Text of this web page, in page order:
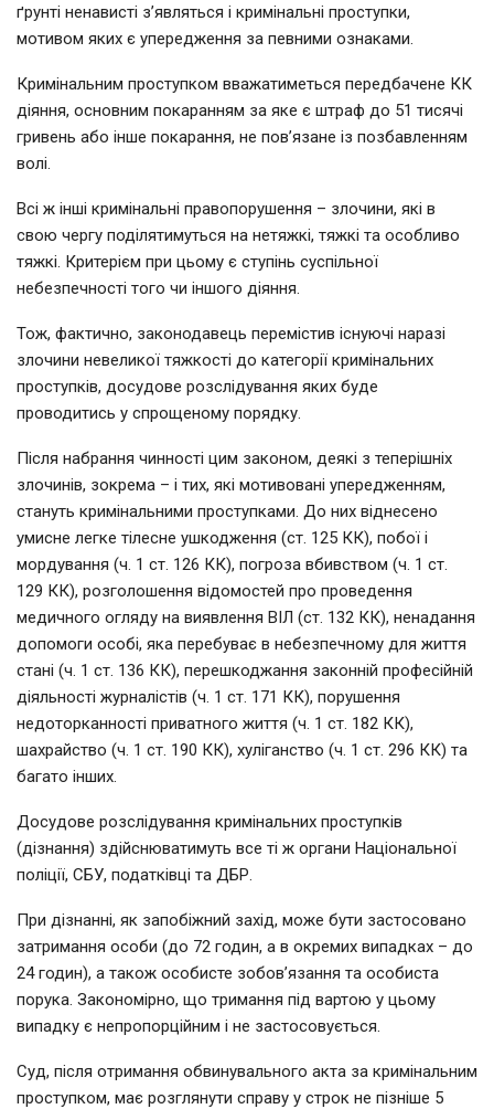
ґрунті ненависті з’являться і кримінальні проступки,
мотивом яких є упередження за певними ознаками.
Кримінальним проступком вважатиметься передбачене КК
діяння, основним покаранням за яке є штраф до 51 тисячі
гривень або інше покарання, не пов’язане із позбавленням
волі.
Всі ж інші кримінальні правопорушення – злочини, які в
свою чергу поділятимуться на нетяжкі, тяжкі та особливо
тяжкі. Критерієм при цьому є ступінь суспільної
небезпечності того чи іншого діяння.
Тож, фактично, законодавець перемістив існуючі наразі
злочини невеликої тяжкості до категорії кримінальних
проступків, досудове розслідування яких буде
проводитись у спрощеному порядку.
Після набрання чинності цим законом, деякі з теперішніх
злочинів, зокрема – і тих, які мотивовані упередженням,
стануть кримінальними проступками. До них віднесено
умисне легке тілесне ушкодження (ст. 125 КК), побої і
мордування (ч. 1 ст. 126 КК), погроза вбивством (ч. 1 ст.
129 КК), розголошення відомостей про проведення
медичного огляду на виявлення ВІЛ (ст. 132 КК), ненадання
допомоги особі, яка перебуває в небезпечному для життя
стані (ч. 1 ст. 136 КК), перешкоджання законній професійній
діяльності журналістів (ч. 1 ст. 171 КК), порушення
недоторканності приватного життя (ч. 1 ст. 182 КК),
шахрайство (ч. 1 ст. 190 КК), хуліганство (ч. 1 ст. 296 КК) та
багато інших.
Досудове розслідування кримінальних проступків
(дізнання) здійснюватимуть все ті ж органи Національної
поліції, СБУ, податківці та ДБР.
При дізнанні, як запобіжний захід, може бути застосовано
затримання особи (до 72 годин, а в окремих випадках – до
24 годин), а також особисте зобов’язання та особиста
порука. Закономірно, що тримання під вартою у цьому
випадку є непропорційним і не застосовується.
Суд, після отримання обвинувального акта за кримінальним
проступком, має розглянути справу у строк не пізніше 5